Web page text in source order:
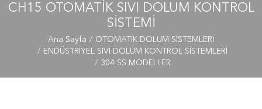
CH15 OTOMATIK SIVI DOLUM KONTROL
SISTEMI
Ana Sayfa
OTOMATİK DOLUM SİSTEMLERİ
ENDÜSTRİYEL SIVI DOLUM KONTROL SİSTEMLERİ
304 SS MODELLER